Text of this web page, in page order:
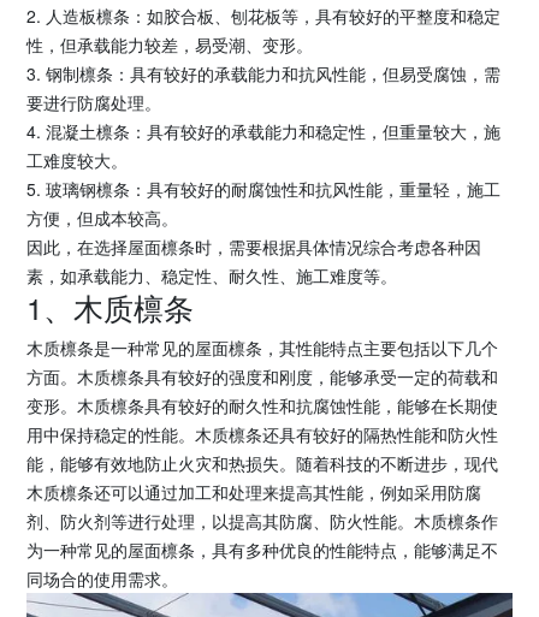
2. 人造板檩条：如胶合板、刨花板等，具有较好的平整度和稳定
性，但承载能力较差，易受潮、变形。
3. 钢制檩条：具有较好的承载能力和抗风性能，但易受腐蚀，需
要进行防腐处理。
4. 混凝土檩条：具有较好的承载能力和稳定性，但重量较大，施
工难度较大。
5. 玻璃钢檩条：具有较好的耐腐蚀性和抗风性能，重量轻，施工
方便，但成本较高。
因此，在选择屋面檩条时，需要根据具体情况综合考虑各种因
素，如承载能力、稳定性、耐久性、施工难度等。
1、木质檩条
木质檩条是一种常见的屋面檩条，其性能特点主要包括以下几个
方面。木质檩条具有较好的强度和刚度，能够承受一定的荷载和
变形。木质檩条具有较好的耐久性和抗腐蚀性能，能够在长期使
用中保持稳定的性能。木质檩条还具有较好的隔热性能和防火性
能，能够有效地防止火灾和热损失。随着科技的不断进步，现代
木质檩条还可以通过加工和处理来提高其性能，例如采用防腐
剂、防火剂等进行处理，以提高其防腐、防火性能。木质檩条作
为一种常见的屋面檩条，具有多种优良的性能特点，能够满足不
同场合的使用需求。